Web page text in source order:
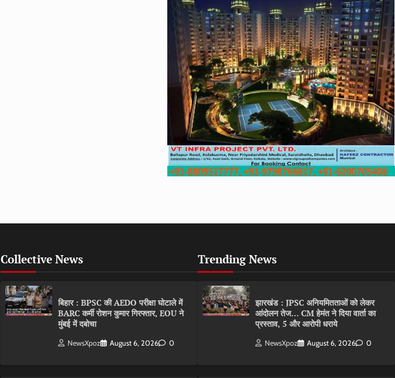
Collective News
बिहार : BPSC की AEDO परीक्षा घोटाले में
BARC कर्मी रोशन कुमार गिरफ्तार, EOU ने
मुंबई में दबोचा
NewsXpoz August 6, 2026 0
Trending News
झारखंड : JPSC अनियमितताओं को लेकर
आंदोलन तेज… CM हेमंत ने दिया वार्ता का
प्रस्ताव, 5 और आरोपी धराये
NewsXpoz August 6, 2026 0